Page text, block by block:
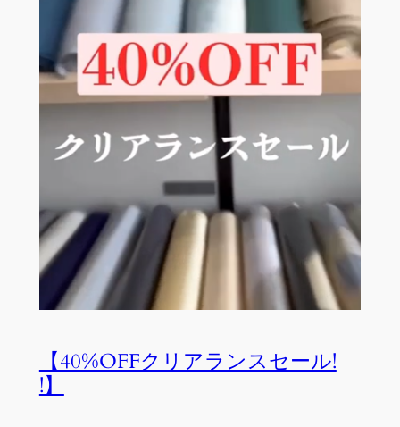
【40%OFFクリアランスセール!
!】